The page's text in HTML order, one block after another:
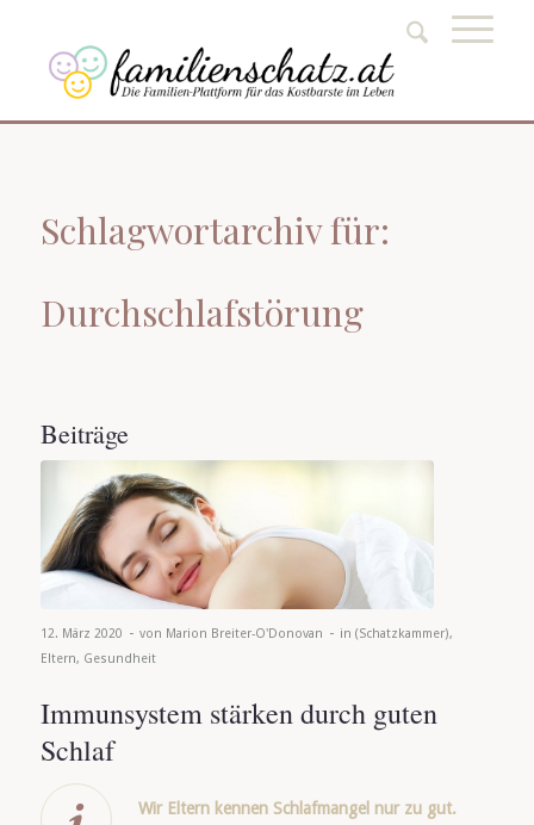
Schlagwortarchiv für:
Durchschlafstörung
Beiträge
12. März 2020 - von Marion Breiter-O'Donovan - in (Schatzkammer),
Eltern, Gesundheit
Immunsystem stärken durch guten
Schlaf
Wir Eltern kennen Schlafmangel nur zu gut.